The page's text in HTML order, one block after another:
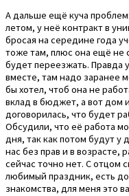
А дальше ещё куча
летом, у неё контракт в
бросая на середине года
тоже там, плюс она ещё не
будет переезжать. Правда
вместе, там надо заранее
бы хотел, чтоб она не
вклад в бюджет, а вот дом
договорилась, что будет
Обсудили, что её работа
дня, так как потом будут у
нас без прав и в возрасте,
сейчас точно нет. С отцом
любимый праздник, есть
знакомства, для меня это